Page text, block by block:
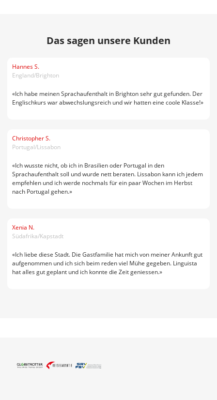
Das sagen unsere Kunden
Hannes S.
England/Brighton
«Ich habe meinen Sprachaufenthalt in Brighton sehr gut gefunden. Der
Englischkurs war abwechslungsreich und wir hatten eine coole Klasse!»
Christopher S.
Portugal/Lissabon
«Ich wusste nicht, ob ich in Brasilien oder Portugal in den
Sprachaufenthalt soll und wurde nett beraten. Lissabon kann ich jedem
empfehlen und ich werde nochmals für ein paar Wochen im Herbst
nach Portugal gehen.»
Xenia N.
Südafrika/Kapstadt
«Ich liebe diese Stadt. Die Gastfamilie hat mich von meiner Ankunft gut
aufgenommen und ich sich beim reden viel Mühe gegeben. Linguista
hat alles gut geplant und ich konnte die Zeit geniessen.»